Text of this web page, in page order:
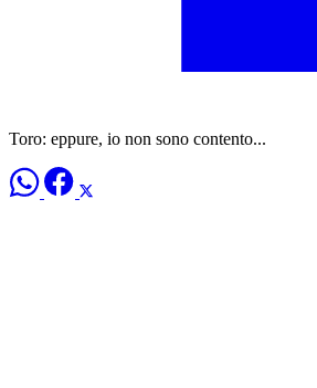
Toro: eppure, io non sono contento...